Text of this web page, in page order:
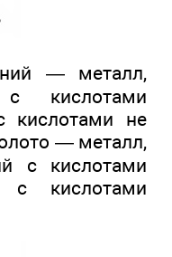
— металл,
с кислотами
кислотами не
— металл,
с кислотами
с кислотами